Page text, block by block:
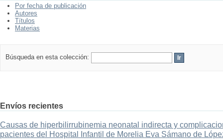
Por fecha de publicación
Autores
Títulos
Materias
Búsqueda en esta colección:
Envíos recientes
Causas de hiperbilirrubinemia neonatal indirecta y
pacientes del Hospital Infantil de Morelia Eva Sámano de